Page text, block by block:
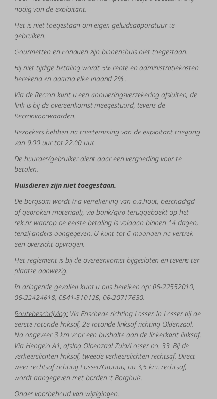
nodig van de exploitant.
Het is niet toegestaan om eigen geluidsapparatuur te
gebruiken.
Gourmetten en Fonduen zijn binnenshuis niet toegestaan.
Bij niet tijdige betaling wordt 5% rente en administratiekosten
berekend en daarna elke maand 2% .
Via de Recron kunt u een annuleringsverzekering afsluiten, de
link is bijde overeenkomst meegestuurd, tevens de
Recronvoorwaarden.
Bezoekers hebben na toestemming van de exploitant toegang
van 9.00 uur tot 22.00 uur.
De huurder/gebruiker dient daar een vergoeding voor te
betalen.
Huisdieren zijn niet toegestaan.
De borgsom wordt (na verrekening van o.a.hout, beschadigd
of gebroken materiaal), via bank/giro teruggeboekt op het
rek.nr. waarop de eerste betaling is voldaan binnen 14 dagen,
tenzij anders aangegeven. U kunt tot 6 maanden na vertrek
een overzicht opvragen.
Het reglement is bij de overeenkomst bijgesloten en tevens ter
plaatse aanwezig.
In dringende gevallen kunt u ons bereiken op: 06-22552010,
06-22424618, 0541-510125, 06-20717630.
Routebeschrijving: Via Enschede richting Losser. In Losser bij de
eerste rotonde linksaf, 2e rotonde linksaf richting Oldenzaal.
Na ongeveer 3 km voor een bushalte aan de linkerkant linksaf.
Via Hengelo A1, afslag Oldenzaal Zuid/Losser no. 33. Bij de
verkeerslichten linksaf, tweede verkeerslichten rechtsaf. Direct
weer rechtsaf richting Losser/Gronau, na 3,5 km. rechtsaf,
wordt aangegeven met borden 't Borghuis.
Onder voorbehoud van wijzigingen.